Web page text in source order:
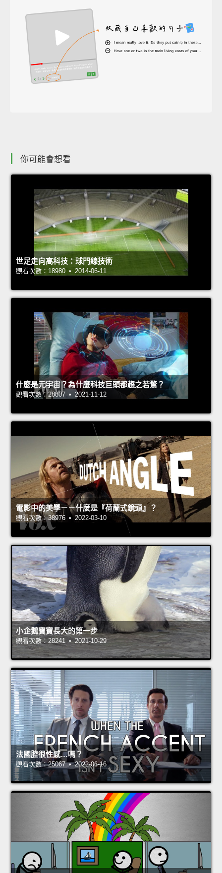
你可能會想看
世足走向高科技：球門線技術
觀看次數：18980 • 2014-06-11
什麼是元宇宙？為什麼科技巨頭都趨之若鶩？
觀看次數：28807 • 2021-11-12
電影中的美學－－什麼是『荷蘭式鏡頭』？
觀看次數：38976 • 2022-03-10
小企鵝寶寶長大的第一步
觀看次數：28241 • 2021-10-29
法國腔很性感…嗎？
觀看次數：25067 • 2022-06-16